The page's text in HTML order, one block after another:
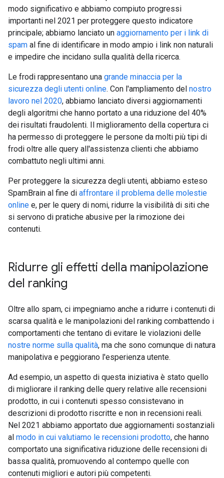
modo significativo e abbiamo compiuto progressi
importanti nel 2021 per proteggere questo indicatore
principale; abbiamo lanciato un aggiornamento per i link di
spam al fine di identificare in modo ampio i link non naturali
e impedire che incidano sulla qualità della ricerca.
Le frodi rappresentano una grande minaccia per la
sicurezza degli utenti online. Con l'ampliamento del nostro
lavoro nel 2020, abbiamo lanciato diversi aggiornamenti
degli algoritmi che hanno portato a una riduzione del 40%
dei risultati fraudolenti. Il miglioramento della copertura ci
ha permesso di proteggere le persone da molti più tipi di
frodi oltre alle query all'assistenza clienti che abbiamo
combattuto negli ultimi anni.
Per proteggere la sicurezza degli utenti, abbiamo esteso
SpamBrain al fine di affrontare il problema delle molestie
online e, per le query di nomi, ridurre la visibilità di siti che
si servono di pratiche abusive per la rimozione dei
contenuti.
Ridurre gli effetti della manipolazione
del ranking
Oltre allo spam, ci impegniamo anche a ridurre i contenuti di
scarsa qualità e le manipolazioni del ranking combattendo i
comportamenti che tentano di evitare le violazioni delle
nostre norme sulla qualità, ma che sono comunque di natura
manipolativa e peggiorano l'esperienza utente.
Ad esempio, un aspetto di questa iniziativa è stato quello
di migliorare il ranking delle query relative alle recensioni
prodotto, in cui i contenuti spesso consistevano in
descrizioni di prodotto riscritte e non in recensioni reali.
Nel 2021 abbiamo apportato due aggiornamenti sostanziali
al modo in cui valutiamo le recensioni prodotto, che hanno
comportato una significativa riduzione delle recensioni di
bassa qualità, promuovendo al contempo quelle con
contenuti migliori e autori più competenti.